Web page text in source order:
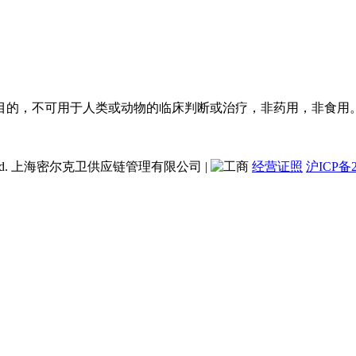
，不可用于人类或动物的临床判断或治疗，非药用，非食用
上海密尔克卫供应链管理有限公司 | 经营证照 沪ICP备